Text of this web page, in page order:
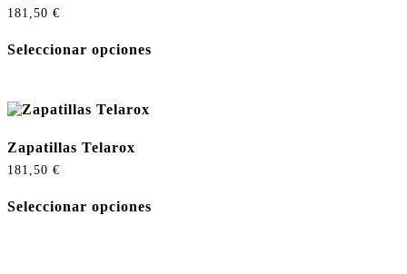
181,50 €
Seleccionar opciones
Zapatillas Telarox
181,50 €
Seleccionar opciones